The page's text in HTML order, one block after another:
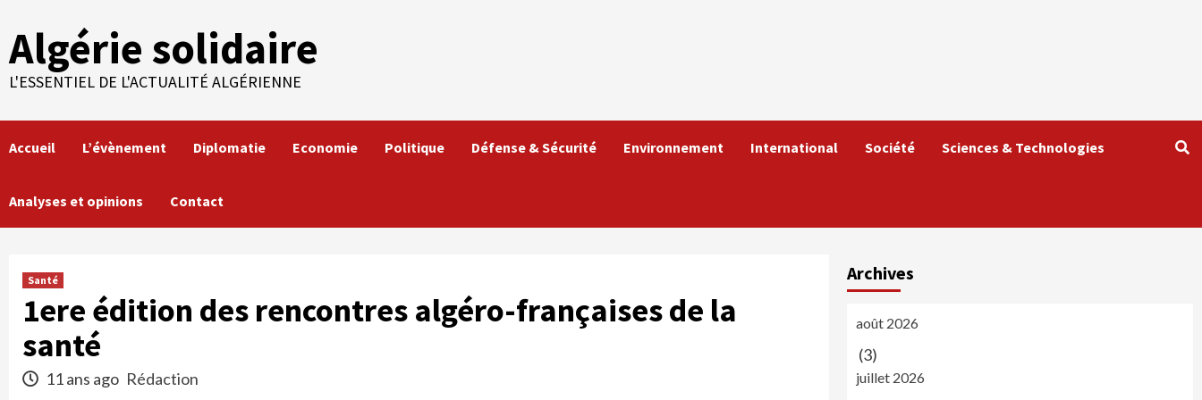
content
Algérie solidaire
L'ESSENTIEL DE L'ACTUALITÉ ALGÉRIENNE
Accueil L’évènement Diplomatie Economie Politique Défense & Sécurité Environnement International Société Sciences & Technologies
Analyses et opinions Contact
Santé
1ere édition des rencontres algéro-françaises de la
santé
11 ans ago Rédaction
Archives
août 2026
(3)
juillet 2026